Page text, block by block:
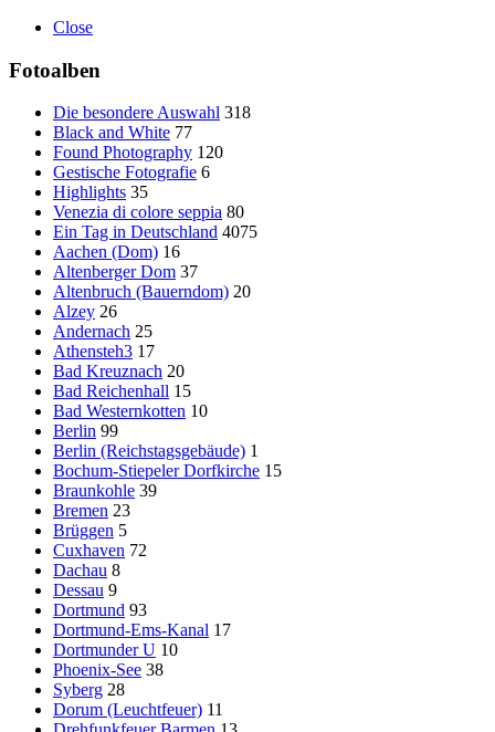
Close
Fotoalben
Die besondere Auswahl 318
Black and White 77
Found Photography 120
Gestische Fotografie 6
Highlights 35
Venezia di colore seppia 80
Ein Tag in Deutschland 4075
Aachen (Dom) 16
Altenberger Dom 37
Altenbruch (Bauerndom) 20
Alzey 26
Andernach 25
Athensteh3 17
Bad Kreuznach 20
Bad Reichenhall 15
Bad Westernkotten 10
Berlin 99
Berlin (Reichstagsgebäude) 1
Bochum-Stiepeler Dorfkirche 15
Braunkohle 39
Bremen 23
Brüggen 5
Cuxhaven 72
Dachau 8
Dessau 9
Dortmund 93
Dortmund-Ems-Kanal 17
Dortmunder U 10
Phoenix-See 38
Syberg 28
Dorum (Leuchtfeuer) 11